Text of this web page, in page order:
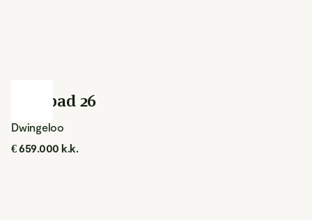
Kerkpad 26
Dwingeloo
€ 659.000 k.k.